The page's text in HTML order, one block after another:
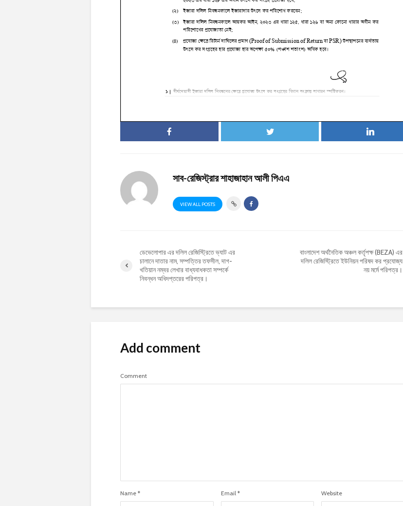
সাব-রেজিস্ট্রার শাহাজাহান আলী পিএএ
VIEW ALL POSTS
ডেভেলোপার এর দলিল রেজিস্ট্রিতে ভ্যাট এর
চালানে দাতার নাম, সম্পত্তির তফসীল, দাগ-
খতিয়ান নম্বর লেখার বাধ্যবাধকতা সম্পর্কে
নিবন্ধন অধিদপ্তরের পরিপত্র।
বাংলাদেশ অর্থনৈতিক অঞ্চল কর্তৃপক্ষ (BEZA) এর
দলিল রেজিস্ট্রিতে ইউনিয়ন পরিষদ কর প্রযোজ্য
নয় মর্মে পরিপত্র।
Add comment
Comment
Name * Email * Website